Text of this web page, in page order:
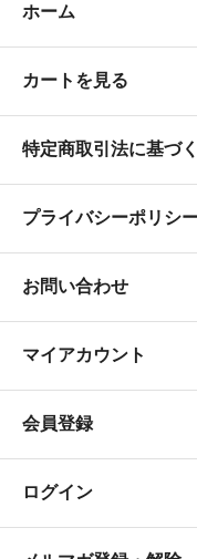
ホーム
カートを見る
特定商取引法に基づ
プライバシーポリシ
お問い合わせ
マイアカウント
会員登録
ログイン